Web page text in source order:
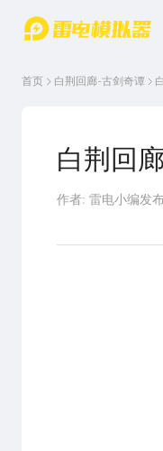
首页
首页 白荆回廊-古剑奇谭
白荆回
作者: 雷电小编发